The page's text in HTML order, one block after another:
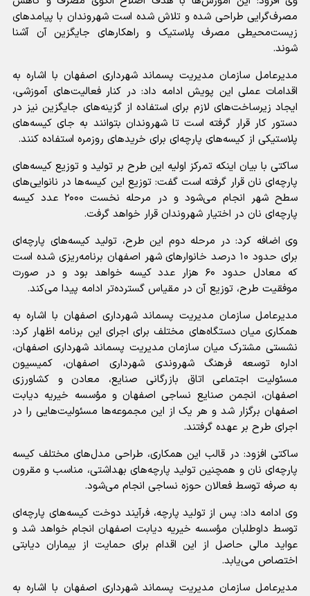
مصرف‌گرایی طراحی شده و تلاش شده است شهروندان با پیامدهای
زیست‌محیطی مصرف پلاستیک و راهکارهای جایگزین آن آشنا
شوند.
مدیرعامل سازمان مدیریت پسماند شهرداری اصفهان با اشاره به
اقدامات عملی این پویش ادامه داد: در کنار فعالیت‌های آموزشی،
ایجاد زیرساخت‌های لازم برای استفاده از گزینه‌های جایگزین نیز در
دستور کار قرار گرفته است تا شهروندان بتوانند به جای کیسه‌های
پلاستیکی از کیسه‌های پارچه‌ای برای خریدهای روزمره استفاده کنند.
ساکتی با بیان اینکه تمرکز اولیه این طرح بر تولید و توزیع کیسه‌های
پارچه‌ای نان قرار گرفته است گفت: توزیع این کیسه‌ها در نانوایی‌های
سطح شهر انجام می‌شود و در مرحله نخست ۲۰۰۰ عدد کیسه
پارچه‌ای نان در اختیار شهروندان قرار خواهد گرفت.
وی اضافه کرد: در مرحله دوم این طرح، تولید کیسه‌های پارچه‌ای
برای حدود ۱۰ درصد خانوارهای شهر اصفهان برنامه‌ریزی شده است
که معادل حدود ۶۰ هزار عدد کیسه خواهد بود و در صورت
موفقیت طرح، توزیع آن در مقیاس گسترده‌تر ادامه پیدا می‌کند.
مدیرعامل سازمان مدیریت پسماند شهرداری اصفهان با اشاره به
همکاری میان دستگاه‌های مختلف برای اجرای این برنامه اظهار کرد:
نشستی مشترک میان سازمان مدیریت پسماند شهرداری اصفهان،
اداره توسعه فرهنگ شهروندی شهرداری اصفهان، کمیسیون
مسئولیت اجتماعی اتاق بازرگانی صنایع، معادن و کشاورزی
اصفهان، انجمن صنایع نساجی اصفهان و مؤسسه خیریه دیابت
اصفهان برگزار شد و هر یک از این مجموعه‌ها مسئولیت‌هایی را در
اجرای طرح بر عهده گرفتند.
ساکتی افزود: در قالب این همکاری، طراحی مدل‌های مختلف کیسه
پارچه‌ای نان و همچنین تولید پارچه‌های بهداشتی، مناسب و مقرون
به صرفه توسط فعالان حوزه نساجی انجام می‌شود.
وی ادامه داد: پس از تولید پارچه، فرآیند دوخت کیسه‌های پارچه‌ای
توسط داوطلبان مؤسسه خیریه دیابت اصفهان انجام خواهد شد و
عواید مالی حاصل از این اقدام برای حمایت از بیماران دیابتی
اختصاص می‌یابد.
مدیرعامل سازمان مدیریت پسماند شهرداری اصفهان با اشاره به